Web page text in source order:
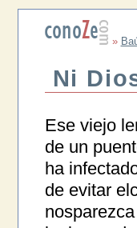
»
Ni
Ese viejo
de un
ha
de evitar